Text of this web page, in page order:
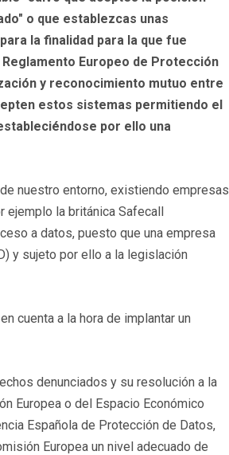
o que establezcas unas
la finalidad para la que fue
Europeo de Protección
y reconocimiento mutuo entre
estos sistemas permitiendo el
por ello una
nuestro entorno, existiendo empresas
ejemplo la británica Safecall
a datos, puesto que una empresa
y sujeto por ello a la legislación
cuenta a la hora de implantar un
denunciados y su resolución a la
Europea o del Espacio Económico
Española de Protección de Datos,
Europea un nivel adecuado de